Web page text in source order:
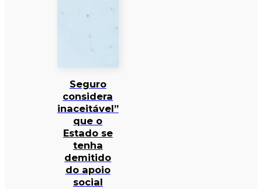
Seguro
considera
inaceitável”
que o
Estado se
tenha
demitido
do apoio
social